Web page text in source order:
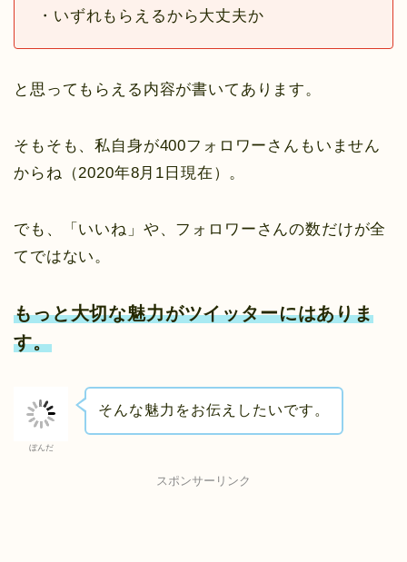
・いずれもらえるから大丈夫か
と思ってもらえる内容が書いてあります。
そもそも、私自身が400フォロワーさんもいません
からね（2020年8月1日現在）。
でも、「いいね」や、フォロワーさんの数だけが全
てではない。
もっと大切な魅力がツイッターにはありま
す。
ぼんだ
そんな魅力をお伝えしたいです。
スポンサーリンク